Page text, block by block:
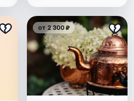
от 2 300 ₽